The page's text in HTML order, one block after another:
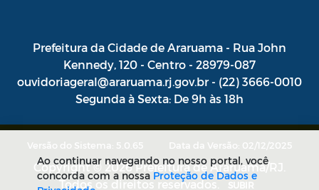
Termos
Intimações
Pareceres Referenciais da PGM
Portaria SEMAM
Programa Municipal de Educação
Ambiental – PROMEA
Prefeitura da Cidade de Araruama - Rua John
Kennedy, 120 - Centro - 28979-087
ouvidoriageral@araruama.rj.gov.br - (22) 3666-0010
Segunda à Sexta: De 9h às 18h
Versão do Sistema: 5.0.65 Data da Versão: 02/12/2025
Copyright © 2026 Prefeitura de Araruama/RJ.
Todos os direitos reservados.
SUBIR
Ao continuar navegando no nosso portal, você
concorda com a nossaProteção de Dados e